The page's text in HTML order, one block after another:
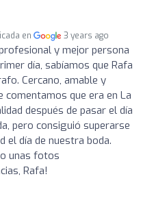
en 3 years ago
y mejor persona
día, sabíamos que Rafa
Cercano, amable y
comentamos que era en La
después de pasar el día
pero consiguió superarse
el día de nuestra boda.
unas fotos
Rafa!